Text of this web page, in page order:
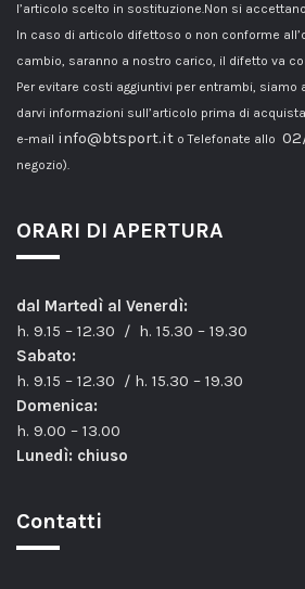
l’articolo scelto in sostituzione.Non si
In caso di articolo difettoso o non conforme
cambio, saranno a nostro carico, il difetto va
Per evitare costi aggiuntivi per entrambi, siamo
darvi informazioni sull’articolo prima di
e-mail info@btsport.it o Telefonate allo
negozio).
ORARI DI APERTURA
dal Martedì al Venerdì:
h. 9.15 – 12.30 / h. 15.30 – 19.30
Sabato:
h. 9.15 – 12.30 / h. 15.30 – 19.30
Domenica:
h. 9.00 – 13.00
Lunedì: chiuso
Contatti